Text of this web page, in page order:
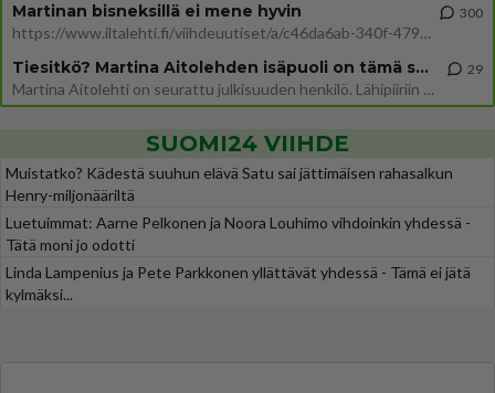
Martinan bisneksillä ei mene hyvin
https://www.iltalehti.fi/viihdeuutiset/a/c46da6ab-340f-4790-aaa7-0865eed2336 Yrityksen konkurssihakemus on tullut kärä
300
Tiesitkö? Martina Aitolehden isäpuoli on tämä suosittu laulaja
Martina Aitolehti on seurattu julkisuuden henkilö. Lähipiiriin mahtuu muitakin tunnettuja henkilöitä. Tiesitkö, että Ma
29
SUOMI24 VIIHDE
Muistatko? Kädestä suuhun elävä Satu sai jättimäisen rahasalkun
Henry-miljonääriltä
Luetuimmat: Aarne Pelkonen ja Noora Louhimo vihdoinkin yhdessä -
Tätä moni jo odotti
Linda Lampenius ja Pete Parkkonen yllättävät yhdessä - Tämä ei jätä
kylmäksi...